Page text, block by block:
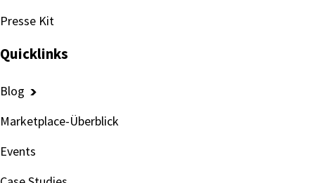
Presse Kit
Quicklinks
Blog
Marketplace-Überblick
Events